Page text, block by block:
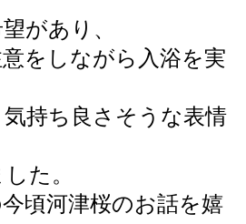
があり、
をしながら 入浴を実
持ち良さそうな表情
た。
頃河津桜のお話を嬉